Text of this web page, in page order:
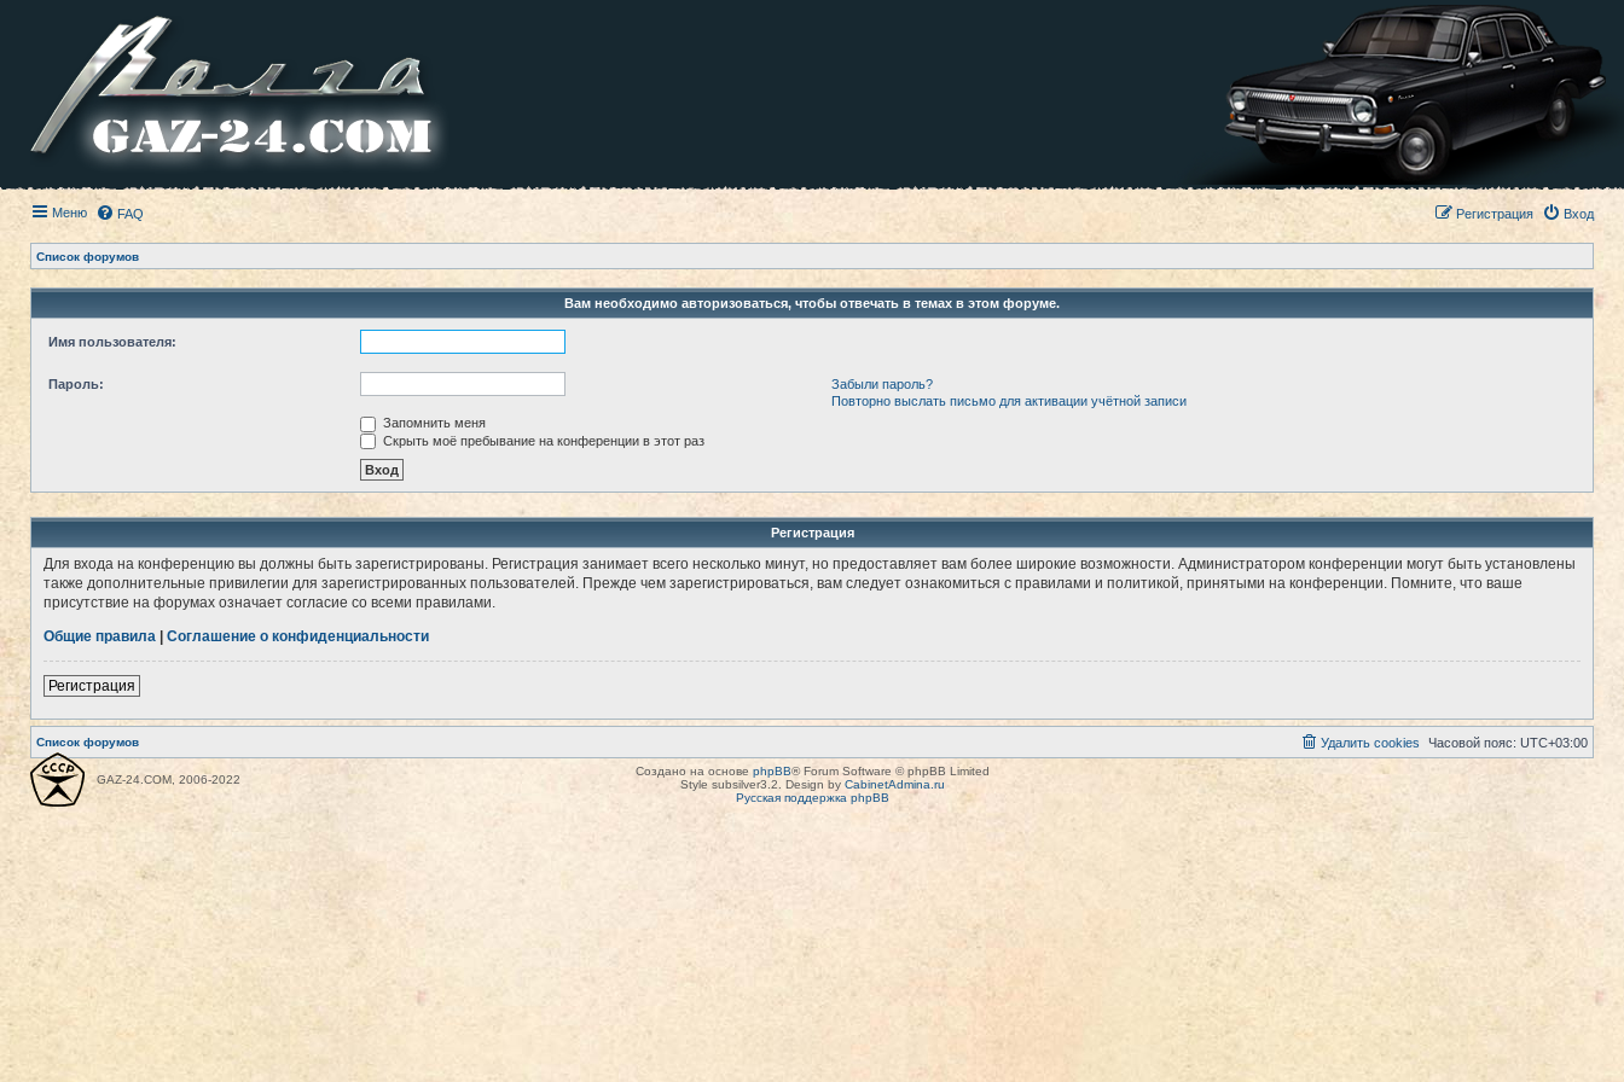
Меню FAQ Вход
Регистрация
Список форумов
Вам необходимо авторизоваться, чтобы отвечать в темах в этом форуме.
Имя пользователя:
Пароль:
Забыли пароль?
Повторно выслать письмо для активации учётной записи
Запомнить меня
Скрыть моё пребывание на конференции в этот раз
Регистрация
Для входа на конференцию вы должны быть зарегистрированы. Регистрация занимает всего несколько минут, но предоставляет вам более широкие возможности. Администратором конференции могут быть установлены
также дополнительные привилегии для зарегистрированных пользователей. Прежде чем зарегистрироваться, вам следует ознакомиться с правилами и политикой, принятыми на конференции. Помните, что ваше
присутствие на форумах означает согласие со всеми правилами.
Общие правила
Соглашение о конфиденциальности
Регистрация
Список форумов Часовой пояс: UTC+03:00
Удалить cookies
GAZ-24.COM, 2006-2022
Создано на основе phpBB® Forum Software © phpBB Limited
Style subsilver3.2. Design by CabinetAdmina.ru
Русская поддержка phpBB